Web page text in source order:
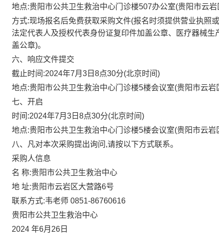
地点:贵阳市公共卫生救治中心门诊楼507办公室(贵阳市云
方式:现场报名后免费获取采购文件(报名时须提供营业执照
法定代表人及授权代表身份证复印件加盖公章、医疗器械
盖公章)。
六、响应文件提交
截止时间:2024年7月3日8点30分(北京时间)
地点:贵阳市公共卫生救治中心门诊楼5楼会议室(贵阳市云岩
七、开启
时间:2024年7月3日8点30分(北京时间)
地点:贵阳市公共卫生救治中心门诊楼5楼会议室(贵阳市云岩
八、凡对本次采购提出询问,请按以下方式联系。
采购人信息
名 称:贵阳市公共卫生救治中心
地 址:贵阳市云岩区大营路6号
联系方式:韦老师 0851-86760616
贵阳市公共卫生救治中心
2024 年6月26日